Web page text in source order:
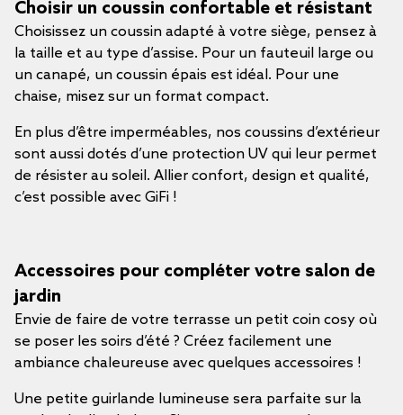
Choisir un coussin confortable et résistant
Choisissez un coussin adapté à votre siège, pensez à
la taille et au type d’assise. Pour un fauteuil large ou
un canapé, un coussin épais est idéal. Pour une
chaise, misez sur un format compact.
En plus d’être imperméables, nos coussins d’extérieur
sont aussi dotés d’une protection UV qui leur permet
de résister au soleil. Allier confort, design et qualité,
c’est possible avec GiFi !
Accessoires pour compléter votre salon de
jardin
Envie de faire de votre terrasse un petit coin cosy où
se poser les soirs d’été ? Créez facilement une
ambiance chaleureuse avec quelques accessoires !
Une petite guirlande lumineuse sera parfaite sur la